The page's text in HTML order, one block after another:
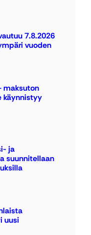
7.8.2026
vuoden
maksuton
käynnistyy
ja
suunnitellaan
uusi